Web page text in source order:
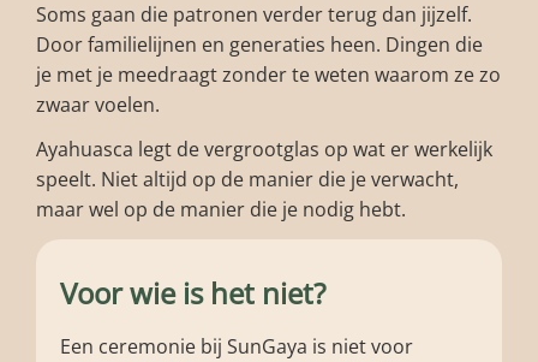
Soms gaan die patronen verder terug dan jijzelf.
Door familielijnen en generaties heen. Dingen die
je met je meedraagt zonder te weten waarom ze zo
zwaar voelen.
Ayahuasca legt de vergrootglas op wat er werkelijk
speelt. Niet altijd op de manier die je verwacht,
maar wel op de manier die je nodig hebt.
Voor wie is het niet?
Een ceremonie bij SunGaya is niet voor